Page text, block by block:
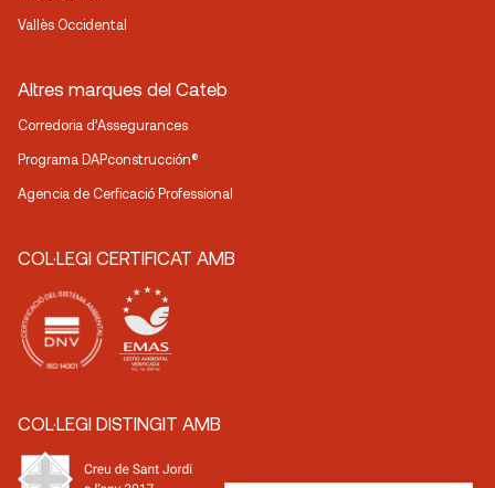
Vallès Occidental
Altres marques del Cateb
Corredoria d’Assegurances
Programa DAPconstrucción®
Agencia de Cerficació Professional
COL·LEGI CERTIFICAT AMB
COL·LEGI DISTINGIT AMB